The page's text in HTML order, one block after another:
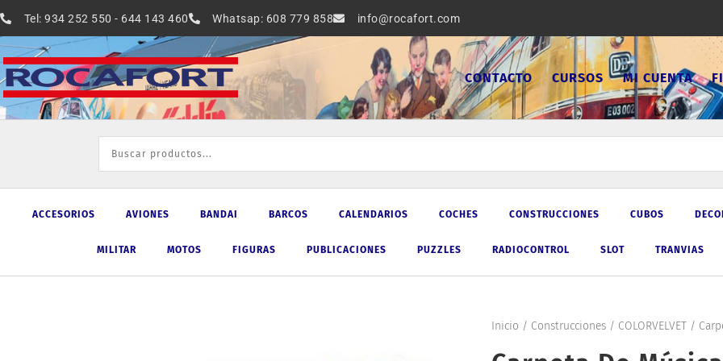
al
contenido
Tel: 934 252 550 - 644 143 460 Whatsap: 608 779 858 info@rocafort.com
CONTACTO CURSOS MI CUENTA
ACCESORIOS AVIONES BANDAI BARCOS CALENDARIOS COCHES CONSTRUCCIONES CUBOS
MILITAR MOTOS FIGURAS PUBLICACIONES PUZZLES RADIOCONTROL SLOT TRANVIAS
Inicio / Construcciones/ COLORVELVET/